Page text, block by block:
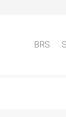
BRS